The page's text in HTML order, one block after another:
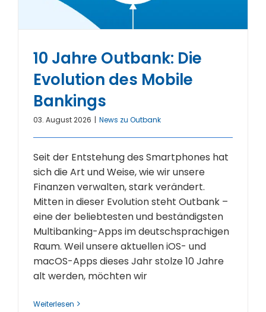
10 Jahre Outbank: Die
Evolution des Mobile
Bankings
03. August 2026 | News zu Outbank
Seit der Entstehung des Smartphones hat
sich die Art und Weise, wie wir unsere
Finanzen verwalten, stark verändert.
Mitten in dieser Evolution steht Outbank –
eine der beliebtesten und beständigsten
Multibanking-Apps im deutschsprachigen
Raum. Weil unsere aktuellen iOS- und
macOS-Apps dieses Jahr stolze 10 Jahre
alt werden, möchten wir
Weiterlesen